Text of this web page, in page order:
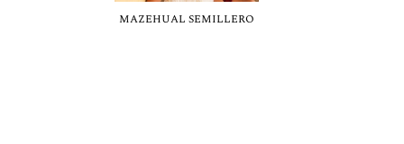
MAZEHUAL SEMILLERO